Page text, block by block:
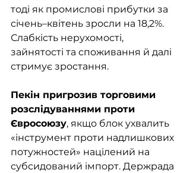
тоді як промислові прибутки за
січень–квітень зросли на 18,2%.
Слабкість нерухомості,
зайнятості та споживання й далі
стримує зростання.
Пекін пригрозив торговими
розслідуваннями проти
Євросоюзу, якщо блок ухвалить
«інструмент проти надлишкових
потужностей» націлений на
субсидований імпорт. Держрада